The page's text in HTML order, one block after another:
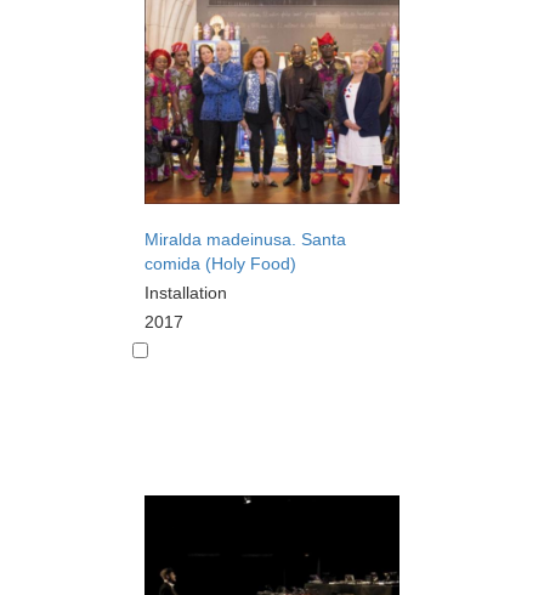
Miralda madeinusa. Santa
comida (Holy Food)
Installation
2017